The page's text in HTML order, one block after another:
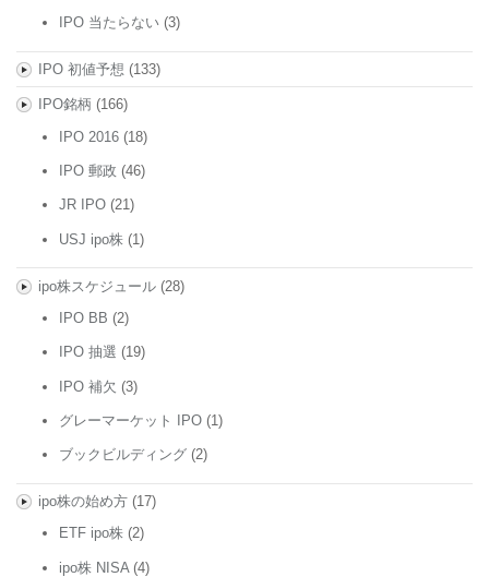
IPO 当たらない (3)
IPO 初値予想 (133)
IPO銘柄 (166)
IPO 2016 (18)
IPO 郵政 (46)
JR IPO (21)
USJ ipo株 (1)
ipo株スケジュール(28)
IPO BB (2)
IPO 抽選 (19)
IPO 補欠 (3)
グレーマーケット IPO (1)
ブックビルディング (2)
ipo株の始め方(17)
ETF ipo株 (2)
ipo株 NISA (4)